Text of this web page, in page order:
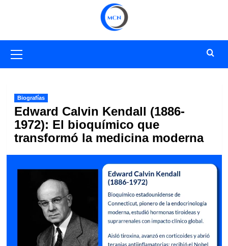
primario
Biografías
Edward Calvin Kendall (1886-
1972): El bioquímico que
transformó la medicina moderna